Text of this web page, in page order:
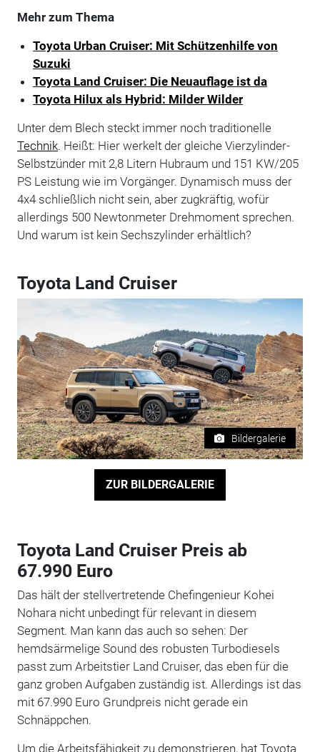
Mehr zum Thema
Toyota Urban Cruiser: Mit Schützenhilfe von
Suzuki
Toyota Land Cruiser: Die Neuauflage ist da
Toyota Hilux als Hybrid: Milder Wilder
Unter dem Blech steckt immer noch traditionelle
Technik. Heißt: Hier werkelt der gleiche Vierzylinder-
Selbstzünder mit 2,8 Litern Hubraum und 151 KW/205
PS Leistung wie im Vorgänger. Dynamisch muss der
4x4 schließlich nicht sein, aber zugkräftig, wofür
allerdings 500 Newtonmeter Drehmoment sprechen.
Und warum ist kein Sechszylinder erhältlich?
Toyota Land Cruiser
Bildergalerie
ZUR BILDERGALERIE
Toyota Land Cruiser Preis ab
67.990 Euro
Das hält der stellvertretende Chefingenieur Kohei
Nohara nicht unbedingt für relevant in diesem
Segment. Man kann das auch so sehen: Der
hemdsärmelige Sound des robusten Turbodiesels
passt zum Arbeitstier Land Cruiser, das eben für die
ganz groben Aufgaben zuständig ist. Allerdings ist das
mit 67.990 Euro Grundpreis nicht gerade ein
Schnäppchen.
Um die Arbeitsfähigkeit zu demonstrieren, hat Toyota